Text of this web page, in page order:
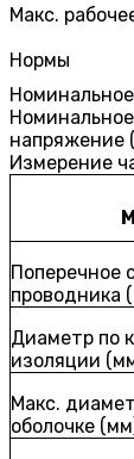
Макс.
Нормы
напряжение
Измерение
Поперечное
проводника
Диаметр по
изоляции
Макс.
оболочке